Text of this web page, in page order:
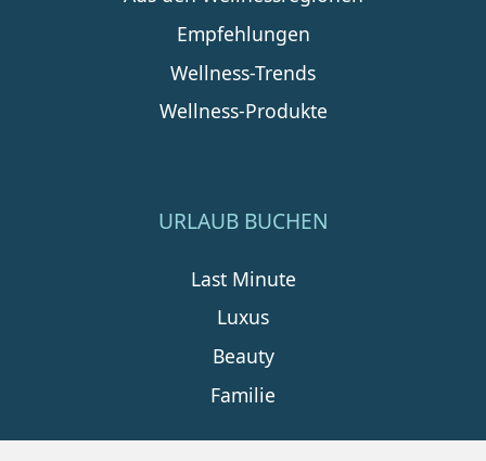
Empfehlungen
Wellness-Trends
Wellness-Produkte
URLAUB BUCHEN
Last Minute
Luxus
Beauty
Familie